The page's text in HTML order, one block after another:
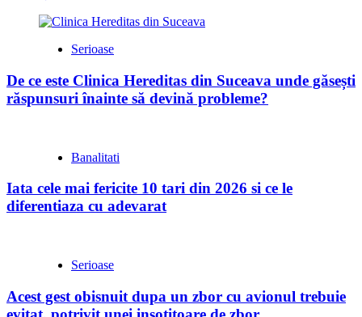
Serioase
De ce este Clinica Hereditas din Suceava unde găsești
răspunsuri înainte să devină probleme?
Banalitati
Iata cele mai fericite 10 tari din 2026 si ce le
diferentiaza cu adevarat
Serioase
Acest gest obisnuit dupa un zbor cu avionul trebuie